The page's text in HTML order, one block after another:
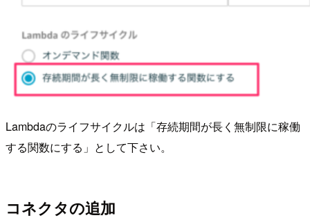
Lambdaのライフサイクルは「存続期間が長く無制限に稼働
する関数にする」として下さい。
コネクタの追加